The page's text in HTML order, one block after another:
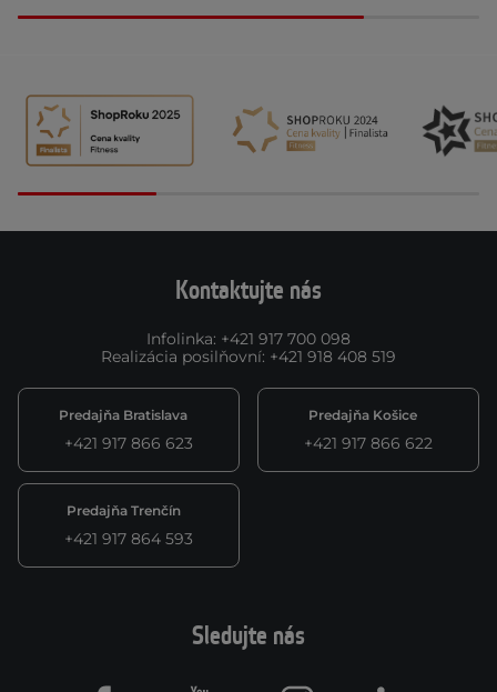
Kontaktujte nás
Infolinka: +421 917 700 098
Realizácia posilňovní: +421 918 408 519
Predajňa Bratislava
+421 917 866 623
Predajňa Košice
+421 917 866 622
Predajňa Trenčín
+421 917 864 593
Sledujte nás